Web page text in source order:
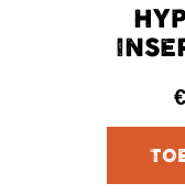
€